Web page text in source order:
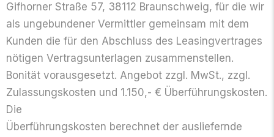
Gifhorner Straße 57, 38112 Braun­schweig, für die wir
als ungebundener Vermittler gemeinsam mit dem
Kunden die für den Abschluss des Leasing­vertrages
nötigen Vertrags­unterlagen zusammen­stellen.
Bonität voraus­gesetzt. Angebot zzgl. MwSt., zzgl.
Zulassungs­kosten und 1.150,- € Überführungskosten.
Die
Überführungs­kosten berechnet der ausliefernde